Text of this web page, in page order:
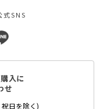
式SNS
入に
せ
日を除く)